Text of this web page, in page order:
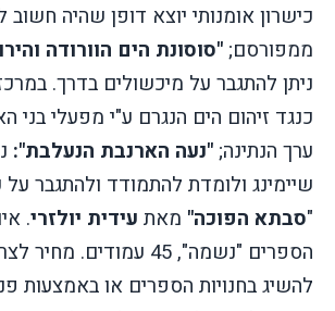
כישרון אומנותי יוצא דופן שהיה חשוב
ממפורסם;"סוסונת הים הוורודה
ניתן להתגבר על מיכשולים בדרך.
כנגד זיהום הים הנגרם ע"י מפעלי בני
ערך הנתינה;"נעה הארנבת הנעלבת":
שיימינג ולומדת להתמודד ולהתגבר על
"סבתא הפוכה" מאת עידית יולזרי.
הספרים "נשמה", 45
להשיג בחנויות הספרים או באמצעות